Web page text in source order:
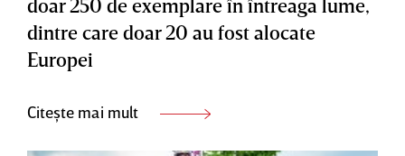
dintre care doar 20 au fost alocate
Europei
Citește mai mult